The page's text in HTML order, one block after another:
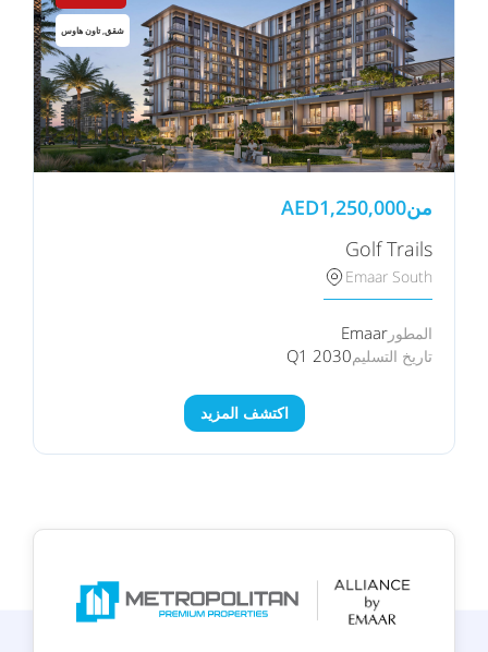
شقق, تاون هاوس
من AED1,250,000
Golf Trails
Emaar South
المطور Emaar
تاريخ التسليمQ1 2030
اكتشف المزيد